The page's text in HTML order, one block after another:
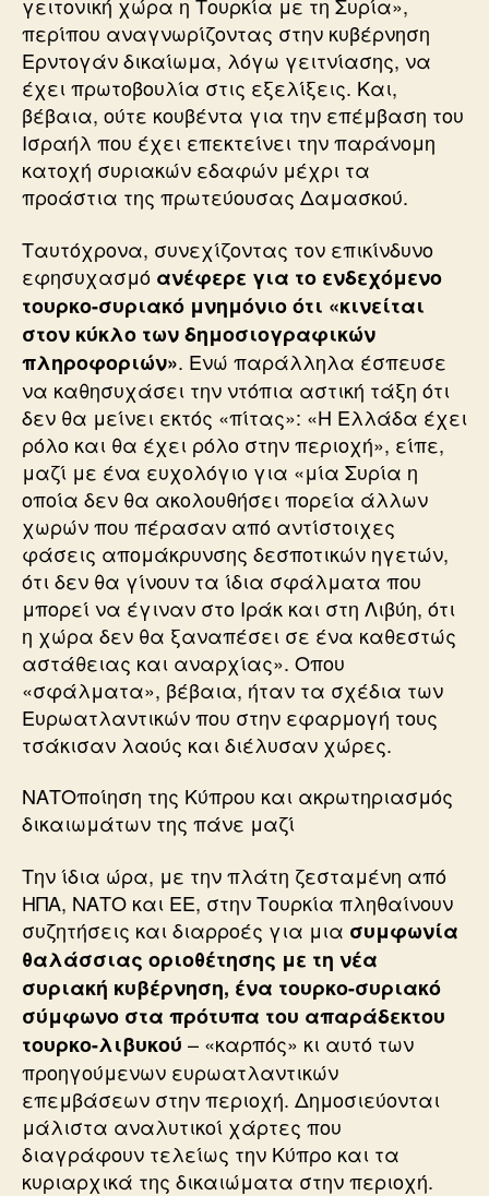
περίπου αναγνωρίζοντας στην κυβέρνηση
Ερντογάν δικαίωμα, λόγω γειτνίασης, να
έχει πρωτοβουλία στις εξελίξεις. Και,
βέβαια, ούτε κουβέντα για την επέμβαση του
Ισραήλ που έχει επεκτείνει την παράνομη
κατοχή συριακών εδαφών μέχρι τα
προάστια της πρωτεύουσας Δαμασκού.
Ταυτόχρονα, συνεχίζοντας τον επικίνδυνο
εφησυχασμό ανέφερε για το ενδεχόμενο
τουρκο-συριακό μνημόνιο ότι «κινείται
στον κύκλο των δημοσιογραφικών
πληροφοριών». Ενώ παράλληλα έσπευσε
να καθησυχάσει την ντόπια αστική τάξη ότι
δεν θα μείνει εκτός «πίτας»: «Η Ελλάδα έχει
ρόλο και θα έχει ρόλο στην περιοχή», είπε,
μαζί με ένα ευχολόγιο για «μία Συρία η
οποία δεν θα ακολουθήσει πορεία άλλων
χωρών που πέρασαν από αντίστοιχες
φάσεις απομάκρυνσης δεσποτικών ηγετών,
ότι δεν θα γίνουν τα ίδια σφάλματα που
μπορεί να έγιναν στο Ιράκ και στη Λιβύη, ότι
η χώρα δεν θα ξαναπέσει σε ένα καθεστώς
αστάθειας και αναρχίας». Οπου
«σφάλματα», βέβαια, ήταν τα σχέδια των
Ευρωατλαντικών που στην εφαρμογή τους
τσάκισαν λαούς και διέλυσαν χώρες.
ΝΑΤΟποίηση της Κύπρου και ακρωτηριασμός
δικαιωμάτων της πάνε μαζί
Την ίδια ώρα, με την πλάτη ζεσταμένη από
ΗΠΑ, ΝΑΤΟ και ΕΕ, στην Τουρκία πληθαίνουν
συζητήσεις και διαρροές για μια συμφωνία
θαλάσσιας οριοθέτησης με τη νέα
συριακή κυβέρνηση, ένα τουρκο-συριακό
σύμφωνο στα πρότυπα του απαράδεκτου
τουρκο-λιβυκού – «καρπός» κι αυτό των
προηγούμενων ευρωατλαντικών
επεμβάσεων στην περιοχή. Δημοσιεύονται
μάλιστα αναλυτικοί χάρτες που
διαγράφουν τελείως την Κύπρο και τα
κυριαρχικά της δικαιώματα στην περιοχή.